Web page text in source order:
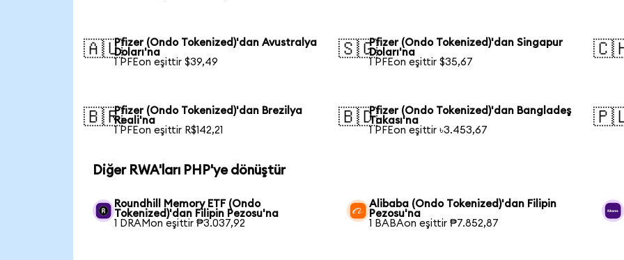
🇦🇺Pfizer (Ondo Tokenized)'dan Avustralya
Doları'na
1 PFEon eşittir $39,49
🇸🇬Pfizer (Ondo Tokenized)'dan Singapur
Doları'na
1 PFEon eşittir $35,67
🇧🇷Pfizer (Ondo Tokenized)'dan Brezilya
Reali'na
1 PFEon eşittir R$142,21
🇧🇩Pfizer (Ondo Tokenized)'dan Bangladeş
Takası'na
1 PFEon eşittir ৳3.453,67
Diğer RWA'ları PHP'ye dönüştür
Roundhill Memory ETF (Ondo
Tokenized)'dan Filipin Pezosu'na
1 DRAMon eşittir ₱3.037,92
Alibaba (Ondo Tokenized)'dan Filipin
Pezosu'na
1 BABAon eşittir ₱7.852,87